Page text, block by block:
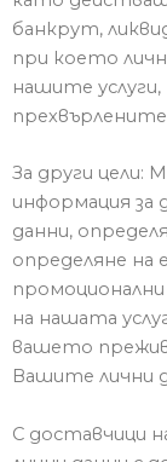
банкрут,
при което
нашите
За други цели:
информация за
данни,
определяне
промоционални
на нашата
вашето
Вашите лични
С доставчици